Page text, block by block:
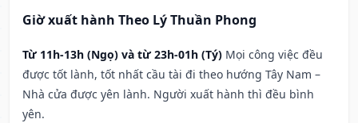
Giờ xuất hành Theo Lý Thuần Phong
Từ 11h-13h (Ngọ) và từ 23h-01h (Tý) Mọi công việc đều
được tốt lành, tốt nhất cầu tài đi theo hướng Tây Nam –
Nhà cửa được yên lành. Người xuất hành thì đều bình
yên.